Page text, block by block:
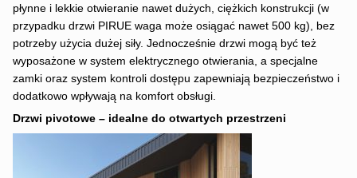
płynne i lekkie otwieranie nawet dużych, ciężkich konstrukcji (w
przypadku drzwi PIRUE waga może osiągać nawet 500 kg), bez
potrzeby użycia dużej siły. Jednocześnie drzwi mogą być też
wyposażone w system elektrycznego otwierania, a specjalne
zamki oraz system kontroli dostępu zapewniają bezpieczeństwo i
dodatkowo wpływają na komfort obsługi.
Drzwi pivotowe – idealne do otwartych przestrzeni